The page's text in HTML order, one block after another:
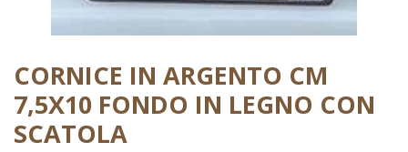
CORNICE IN ARGENTO CM
7,5X10 FONDO IN LEGNO CON
SCATOLA